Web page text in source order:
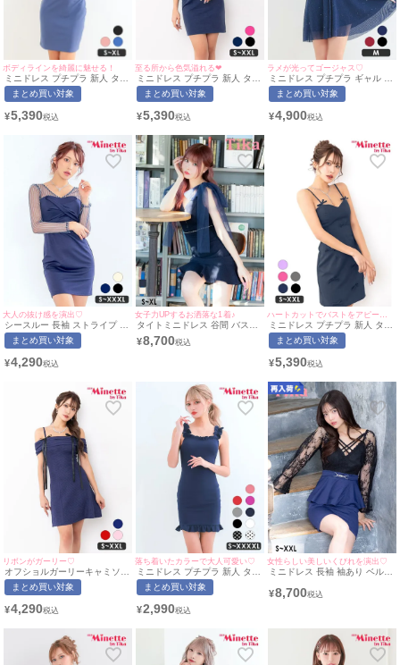
ボディラインを綺麗に魅せる！
ミニドレス プチプラ 新人 タイ
ト ラウンジ ノースリーブ 胸元
隠し 背中魅せ スナック ボリュ
ー 青 キャバドレス （れいたぴ
まとめ買い対象
¥5,390
至る所から色気溢れる❤︎
ミニドレス プチプラ 新人 タイ
ト セクシー ラウンジ ノースリ
ーブ 低身長 谷間 ウエストベル
ラー ハイウエスト ネイビー キ
XXLサイズ対応) | myMinette/
マイミネット
まとめ買い対象
¥5,390
ラメが光ってゴージャス♡
ミニドレス プチプラ ギャル ワ
ンピース フレア セクシー キラ
キラ 半袖 シアー シアー袖 低
ボン風 ネイビー キャバドレス
まとめ買い対象
¥4,900
大人の抜け感を演出♡
シースルー 長袖 ストライプ タ
イト 胸元クロスデザイン ミニ
ドレス (Sサイズ〜XXXLサイ
用)[myMinette/マイミネット]
まとめ買い対象
¥4,290
女子力UPするお洒落な1着♪
タイトミニドレス 谷間 バスト
ジップ ノースリーブ チュール
リボン ツイード 上品 キャバド
¥8,700
ミニドレス プチプラ 新人 タイ
ト キャミソール 低身長 谷間
リボン 背中魅せ ガーリー ワン
ネイビー キャバドレス (ちぴた
myMinette/マイミネット
まとめ買い対象
¥5,390
リボンがガーリー♡
オフショルガーリーキャミソー
ルリボンワンカラーフレアミニ
ドレス(Sサイズ～XXLサイズ)
[myMinette/マイミネット]
まとめ買い対象
¥4,290
落ち着いたカラーで大人可愛い♡
ミニドレス プチプラ 新人 タイ
ト ワンピース ノースリーブ 低
身長 胸元隠し 背中魅せ スクエ
ラー フリル袖 ネイビー キャバ
XXXXLサイズ対応) |
myMinette/マイミネット
まとめ買い対象
¥2,990
女性らしい美しいくびれを演出♡
ミニドレス 長袖 袖あり ベルス
ム 谷間 ダブルクロスネック ウ
エストベルト ストレッチ バイ
イビー タイト キャバドレス
(黒嵜菜々子着用) [tk-
md1280m-h] [Tika/ティカ]
¥8,700